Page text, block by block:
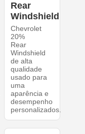
Rear
Windshield
Chevrolet
20%
Rear
Windshield
de alta
qualidade
usado para
uma
aparência e
desempenho
personalizados.